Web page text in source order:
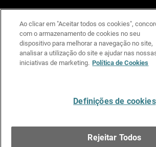
LinkedIn
X FacebookInstagram
YouTube
Ao clicar em "Aceitar todos os cookies",
com o armazenamento de cookies no seu
dispositivo para melhorar a navegação no site,
analisar a utilização do site e ajudar nas
iniciativas de marketing. Política de Cookies
Definições de cookies
Rejeitar Todos